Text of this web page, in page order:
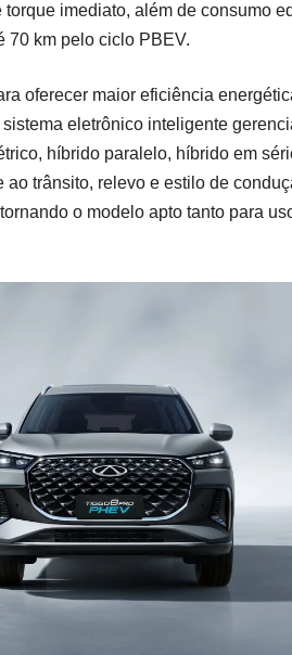
imediato, além de consumo
70 km pelo ciclo PBEV.
oferecer maior eficiência
eletrônico inteligente
híbrido paralelo, híbrido em
trânsito, relevo e estilo de
o modelo apto tanto para